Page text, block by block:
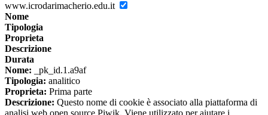
www.icrodarimacherio.edu.it
Nome
Tipologia
Proprieta
Descrizione
Durata
Nome: _pk_id.1.a9af
Tipologia: analitico
Proprieta: Prima parte
Descrizione: Questo nome di cookie è associato alla piattaforma di
analisi web open source Piwik. Viene utilizzato per aiutare i